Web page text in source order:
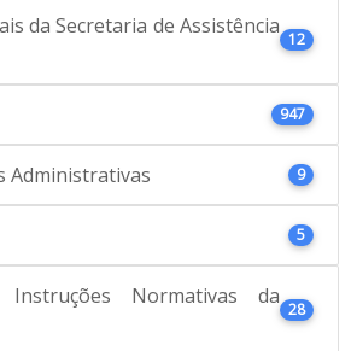
da Secretaria de Assistência
12
947
Administrativas 9
5
Instruções Normativas da
28